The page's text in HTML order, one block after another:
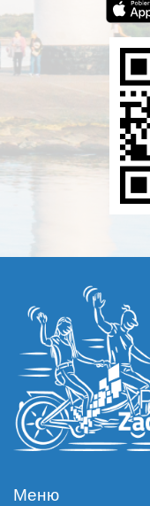
Меню